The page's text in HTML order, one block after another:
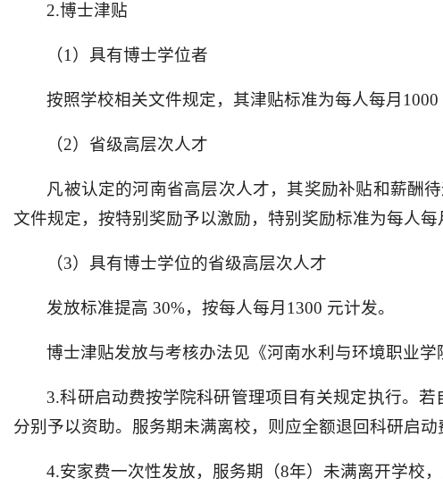
2.博士津贴
（1）具有博士学位者
按照学校相关文件规定，其津贴标准为每人每月1000
（2）省级高层次人才
凡被认定的河南省高层次人才，其奖励补贴和薪酬
文件规定，按特别奖励予以激励，特别奖励标准为每人每
（3）具有博士学位的省级高层次人才
发放标准提高 30%，按每人每月1300 元计发。
博士津贴发放与考核办法见《河南水利与环境职业学
3.科研启动费按学院科研管理项目有关规定执行。
分别予以资助。服务期未满离校，则应全额退回科研启动
4.安家费一次性发放，服务期（8年）未满离开学校，